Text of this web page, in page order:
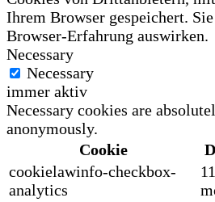
Ihrem Browser gespeichert.
Browser-Erfahrung auswirken.
Necessary
Necessary
immer aktiv
Necessary cookies are
anonymously.
Cookie
cookielawinfo-checkbox-
analytics
11